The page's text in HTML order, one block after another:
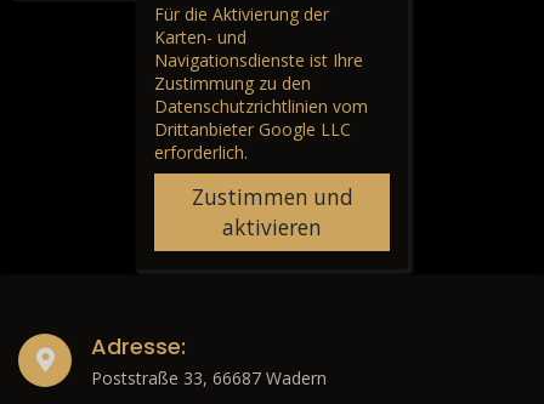
Für die Aktivierung der
Karten- und
Navigationsdienste ist Ihre
Zustimmung zu den
Datenschutzrichtlinien vom
Drittanbieter Google LLC
erforderlich.
Zustimmen und
aktivieren
Adresse:
Poststraße 33, 66687 Wadern